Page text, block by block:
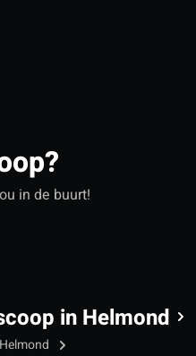
in de buurt!
in Helmond